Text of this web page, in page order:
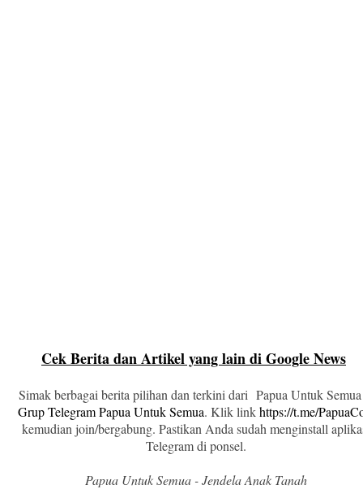
Cek Berita dan Artikel yang lain di Google News
Simak berbagai berita pilihan dan terkini dari Papua Untuk
Grup Telegram Papua Untuk Semua. Klik linkhttps://t.me/
kemudian join/bergabung. Pastikan Anda sudah menginstall
Telegram di ponsel.
Papua Untuk Semua - Jendela Anak Tanah